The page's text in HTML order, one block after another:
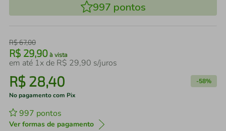
997 pontos
R$67,00
R$ 29,90 à vista
em até 1x de R$ 29,90 s/juros
R$ 28,40 -58%
No pagamento com Pix
997 pontos
Ver formas de pagamento